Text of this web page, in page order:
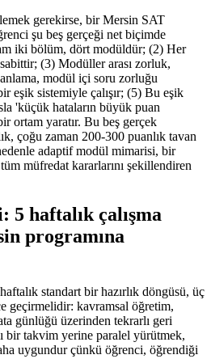
gerekirse, bir Mersin SAT
şu beş gerçeği net biçimde
iki bölüm, dört modüldür; (2) Her
(3) Modüller arası zorluk,
modül içi soru zorluğu
eşik sistemiyle çalışır; (5) Bu eşik
'küçük hataların büyük puan
ortam yaratır. Bu beş gerçek
çoğu zaman 200-300 puanlık tavan
adaptif modül mimarisi, bir
müfredat kararlarını şekillendiren
5 haftalık çalışma
programına
standart bir hazırlık döngüsü, üç
geçirmelidir: kavramsal öğretim,
günlüğü üzerinden tekrarlı geri
bir takvim yerine paralel yürütmek,
uygundur çünkü öğrenci, öğrendiği